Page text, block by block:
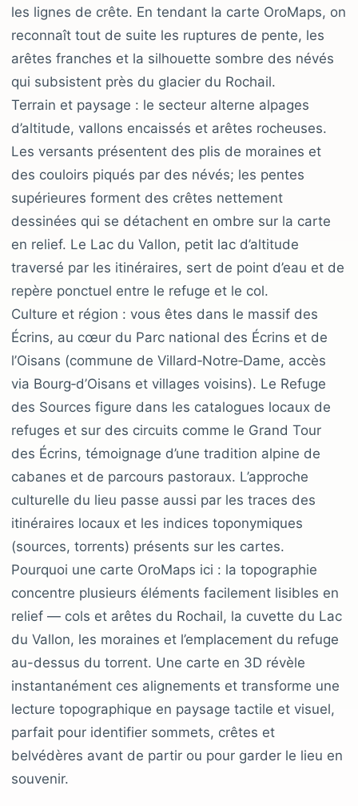
les lignes de crête. En tendant la carte OroMaps, on
reconnaît tout de suite les ruptures de pente, les
arêtes franches et la silhouette sombre des névés
qui subsistent près du glacier du Rochail.
Terrain et paysage : le secteur alterne alpages
d’altitude, vallons encaissés et arêtes rocheuses.
Les versants présentent des plis de moraines et
des couloirs piqués par des névés; les pentes
supérieures forment des crêtes nettement
dessinées qui se détachent en ombre sur la carte
en relief. Le Lac du Vallon, petit lac d’altitude
traversé par les itinéraires, sert de point d’eau et de
repère ponctuel entre le refuge et le col.
Culture et région : vous êtes dans le massif des
Écrins, au cœur du Parc national des Écrins et de
l’Oisans (commune de Villard‑Notre‑Dame, accès
via Bourg‑d’Oisans et villages voisins). Le Refuge
des Sources figure dans les catalogues locaux de
refuges et sur des circuits comme le Grand Tour
des Écrins, témoignage d’une tradition alpine de
cabanes et de parcours pastoraux. L’approche
culturelle du lieu passe aussi par les traces des
itinéraires locaux et les indices toponymiques
(sources, torrents) présents sur les cartes.
Pourquoi une carte OroMaps ici : la topographie
concentre plusieurs éléments facilement lisibles en
relief — cols et arêtes du Rochail, la cuvette du Lac
du Vallon, les moraines et l’emplacement du refuge
au-dessus du torrent. Une carte en 3D révèle
instantanément ces alignements et transforme une
lecture topographique en paysage tactile et visuel,
parfait pour identifier sommets, crêtes et
belvédères avant de partir ou pour garder le lieu en
souvenir.